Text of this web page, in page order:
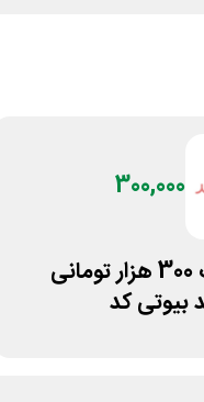
300,000
کد تخفیف 300 هزار تومانی
بیوتی کد